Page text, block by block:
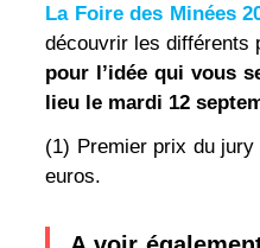
La Foire des Minées
découvrir les différents
pour l’idée qui vous
lieu le mardi 12
(1) Premier prix du
euros.